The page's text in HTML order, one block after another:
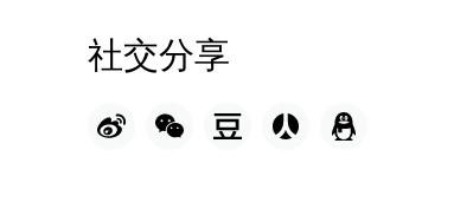
社交分享